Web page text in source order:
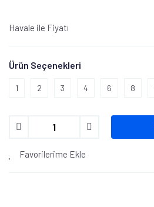
Havale ile Fiyatı
Ürün Seçenekleri
1 2 3 4 6 8
Favorilerime Ekle